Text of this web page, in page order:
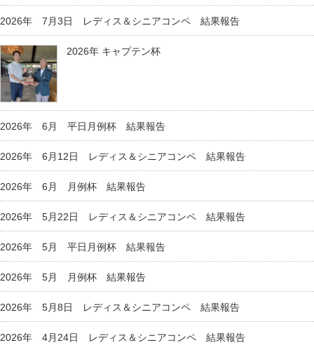
2026年 7月3日 レディス＆シニアコンペ 結果報告
2026年 キャプテン杯
2026年 6月 平日月例杯 結果報告
2026年 6月12日 レディス＆シニアコンペ 結果報告
2026年 6月 月例杯 結果報告
2026年 5月22日 レディス＆シニアコンペ 結果報告
2026年 5月 平日月例杯 結果報告
2026年 5月 月例杯 結果報告
2026年 5月8日 レディス＆シニアコンペ 結果報告
2026年 4月24日 レディス＆シニアコンペ 結果報告